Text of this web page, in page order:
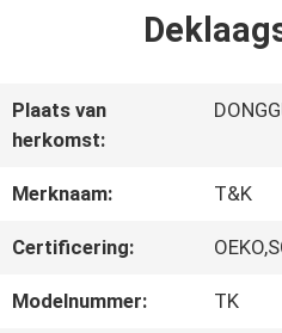
ONS
FABRIEKSREIS
Plaats van
herkomst:
Merknaam: T&K
Certificering:
Modelnummer: TK